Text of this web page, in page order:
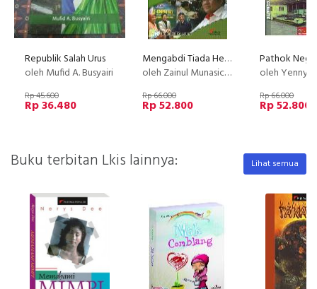
Republik Salah Urus
oleh Mufid A. Busyairi
Rp 45.600
Rp 36.480
Mengabdi Tiada Henti
oleh Zainul Munasichin,Muhaimin Iskandar
Rp 66.000
Rp 52.800
oleh Yenny
Rp 66.000
Rp 52.800
Buku terbitan Lkis lainnya: Lihat semua